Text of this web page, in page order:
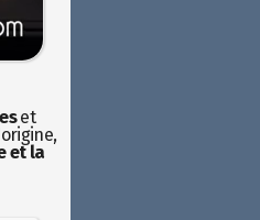
et
et la